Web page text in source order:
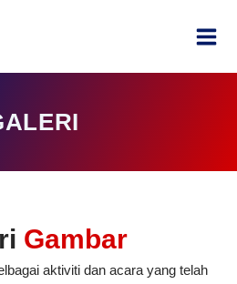
Gambar
aktiviti dan acara yang telah